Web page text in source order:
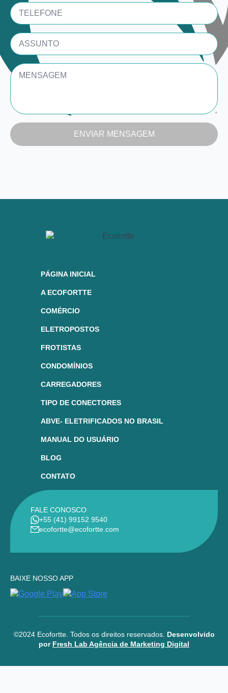
TELEFONE
ASSUNTO
Message
*
ENVIAR MENSAGEM
PÁGINA INICIAL
A ECOFORTTE
COMÉRCIO
ELETROPOSTOS
FROTISTAS
CONDOMÍNIOS
CARREGADORES
TIPO DE CONECTORES
ABVE- ELETRIFICADOS NO BRASIL
MANUAL DO USUÁRIO
BLOG
CONTATO
FALE CONOSCO
+55 (41) 99152 9540
ecofortte@ecofortte.com
BAIXE NOSSO APP
©2024 Ecofortte. Todos os direitos reservados. Desenvolvido
por Fresh Lab Agência de Marketing Digital